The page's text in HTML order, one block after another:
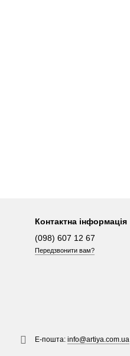
Контактна інформація
(098) 607 12 67
Передзвонити вам?
Е-пошта:info@artiya.com.ua